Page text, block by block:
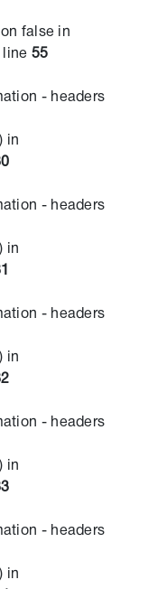
false in
55
- headers
in
- headers
in
- headers
in
- headers
in
- headers
in